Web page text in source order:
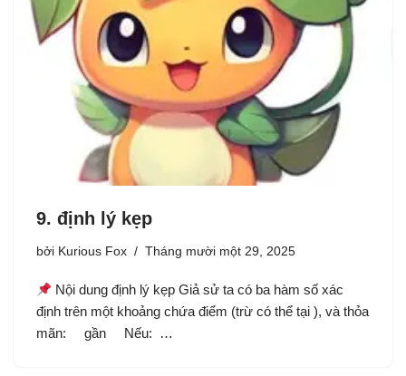
9. định lý kẹp
bởi Kurious Fox Tháng mười một 29, 2025
Nội dung định lý kẹp Giả sử ta có ba hàm số xác
định trên một khoảng chứa điểm (trừ có thể tại ), và thỏa
mãn: gần Nếu: …